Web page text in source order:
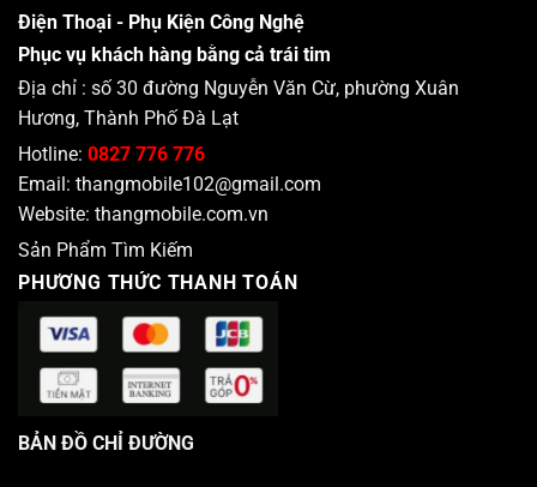
Điện Thoại - Phụ Kiện Công Nghệ
Phục vụ khách hàng bằng cả trái tim
Địa chỉ : số 30 đường Nguyễn Văn Cừ, phường Xuân
Hương, Thành Phố Đà Lạt
Hotline: 0827 776 776
Email: thangmobile102@gmail.com
Website: thangmobile.com.vn
Sản Phẩm Tìm Kiếm
PHƯƠNG THỨC THANH TOÁN
BẢN ĐỒ CHỈ ĐƯỜNG